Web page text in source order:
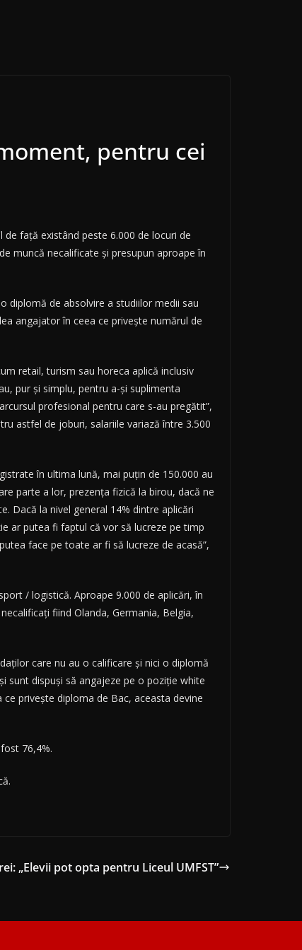
pentru cei
față existând peste 6.000 de locuri de
muncă necalificate și presupun aproape în
diplomă de absolvire a studiilor medii sau
angajator în ceea ce privește numărul de
retail, turism sau horeca aplică inclusiv
pur și simplu, pentru a-și suplimenta
profesional pentru care s-au pregătit”,
astfel de joburi, salariile variază între 3.500
în ultima lună, mai puțin de 150.000 au
parte a lor, prezența fizică la birou, dacă ne
Dacă la nivel general 14% dintre aplicări
ar putea fi faptul că vor să lucreze pe timp
face pe toate ar fi să lucreze de acasă”,
/ logistică. Aproape 9.000 de aplicări, în
fiind Olanda, Germania, Belgia,
care nu au o calificare și nici o diplomă
sunt dispuși să angajeze pe o poziție white
privește diploma de Bac, aceasta devine
76,4%.
„Elevii pot opta pentru Liceul UMFST”